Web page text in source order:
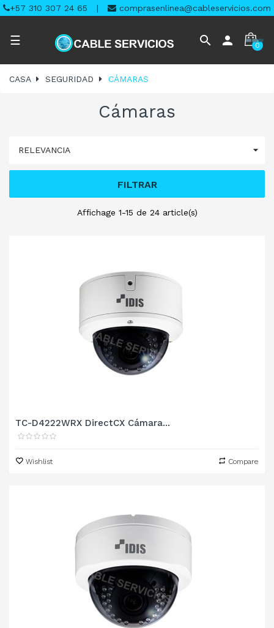
+57 310 307 24 65 | comprasenlinea@cableservicios.com
Navegación
palanca
☰ search person 0
CASA SEGURIDAD CÁMARAS
Cámaras
RELEVANCIA 
FILTRAR
Affichage 1-15 de 24 article(s)
TC-D4222WRX DirectCX Cámara...
Wishlist Compare